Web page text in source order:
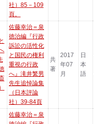
社）85－109
頁。
佐藤幸治＝泉
徳治編『行政
訴訟の活性化
と国民の権利
重視の行政
へ』滝井繁男
先生追悼論集
（日本評論
社）39-84頁
共
著
2017
年07
月
日
本
語
佐藤幸治＝泉